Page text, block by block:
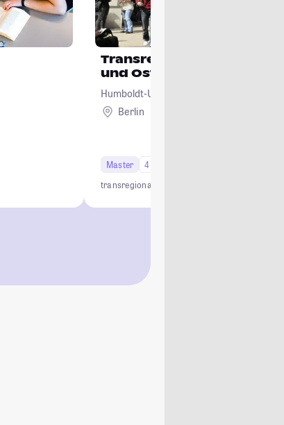
Transregionale Studien
und Osteuropa)
Humboldt-Universität zu Berlin
Berlin
Master
4 Semester
transregional